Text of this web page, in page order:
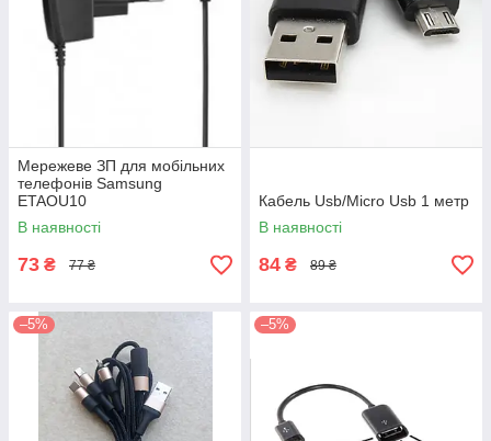
Мережеве ЗП для мобільних
телефонів Samsung
ETAOU10
В наявності
73 ₴ 77 ₴
Кабель Usb/Micro Usb 1 метр
В наявності
84 ₴ 89 ₴
–5% –5%